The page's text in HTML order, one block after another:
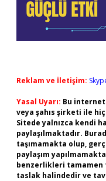
Reklam ve İletişim:
Yasal Uyarı: Bu
veya şahıs şirketi ile
Sitede yalnızca kendi
paylaşılmaktadır.
taşımamakta olup,
paylaşım
benzerlikleri
taslak halindedir ve